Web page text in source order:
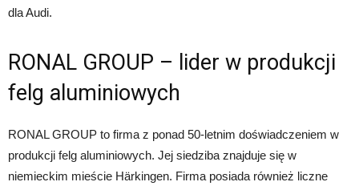
dla Audi.
RONAL GROUP – lider w produkcji
felg aluminiowych
RONAL GROUP to firma z ponad 50-letnim doświadczeniem w
produkcji felg aluminiowych. Jej siedziba znajduje się w
niemieckim mieście Härkingen. Firma posiada również liczne